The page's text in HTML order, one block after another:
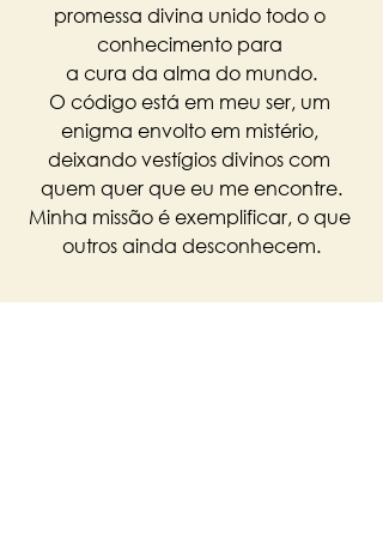
promessa divina unido todo o
conhecimento para
a cura da alma do mundo.
O código está em meu ser, um
enigma envolto em mistério,
deixando vestígios divinos com
quem quer que eu me encontre.
Minha missão é exemplificar, o que
outros ainda desconhecem.